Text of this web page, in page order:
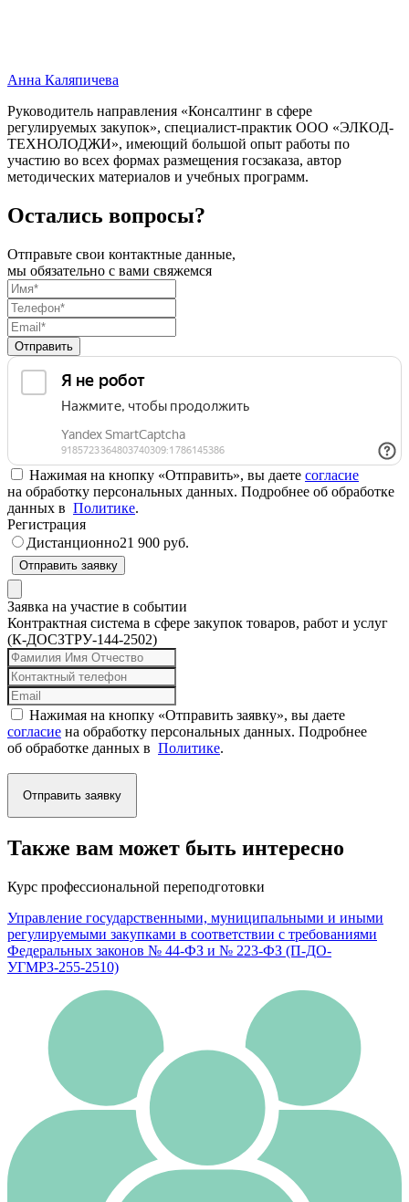
Анна Каляпичева
Руководитель направления «Консалтинг в сфере
регулируемых закупок», специалист-практик ООО «ЭЛКОД-
ТЕХНОЛОДЖИ», имеющий большой опыт работы по
участию во всех формах размещения госзаказа, автор
методических материалов и учебных программ.
Остались вопросы?
Отправьте свои контактные данные,
мы обязательно с вами свяжемся
Отправить
Нажимая на кнопку «Отправить», вы даете согласие
на обработку персональных данных. Подробнее об обработке
данных в Политике.
Регистрация
Дистанционно21 900 руб.
Отправить заявку
Заявка на участие в событии
Контрактная система в сфере закупок товаров, работ и услуг
(К-ДОСЗТРУ-144-2502)
Нажимая на кнопку «Отправить заявку», вы даете
согласие на обработку персональных данных. Подробнее
об обработке данных в Политике.
Отправить заявку
Также вам может быть интересно
Курс профессиональной переподготовки
Управление государственными, муниципальными и иными
регулируемыми закупками в соответствии с требованиями
Федеральных законов № 44-ФЗ и № 223-ФЗ (П-ДО-
УГМРЗ-255-2510)